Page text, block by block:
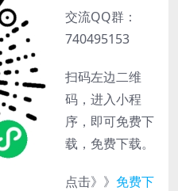
交流QQ群：
740495153
扫码左边二维
码，进入小程
序，即可免费下
载，免费下载。
点击》》 免费下